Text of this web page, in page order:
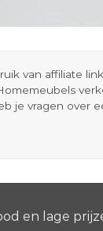
van affiliate
je vragen over
en lage